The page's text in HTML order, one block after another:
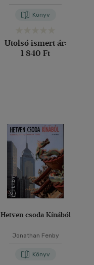
Könyv
Utolsó ismert ár:
1 840 Ft
Hetven csoda Kínából
Jonathan Fenby
Könyv